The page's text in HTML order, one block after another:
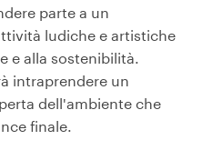
parte a un
ludiche e artistiche
e alla sostenibilità.
intraprendere un
dell'ambiente che
finale.